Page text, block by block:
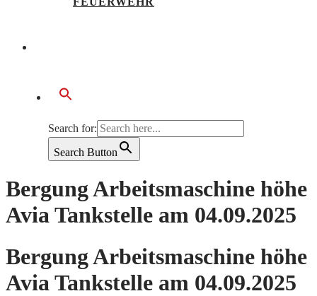
Search for:
Search Button
Bergung Arbeitsmaschine höhe
Avia Tankstelle am 04.09.2025
Bergung Arbeitsmaschine höhe
Avia Tankstelle am 04.09.2025